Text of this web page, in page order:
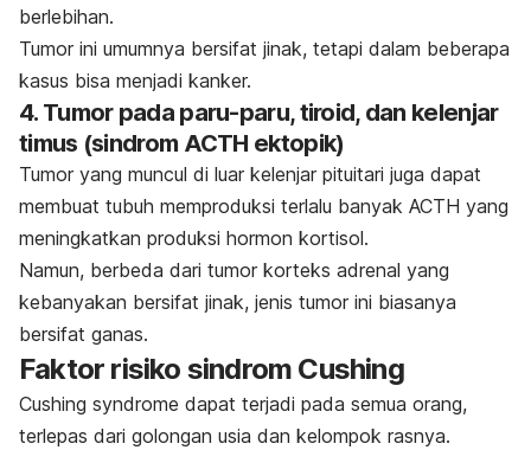
berlebihan.
Tumor ini umumnya bersifat jinak, tetapi dalam beberapa
kasus bisa menjadi kanker.
4. Tumor pada paru-paru, tiroid, dan kelenjar
timus (sindrom ACTH ektopik)
Tumor yang muncul di luar kelenjar pituitari juga dapat
membuat tubuh memproduksi terlalu banyak ACTH yang
meningkatkan produksi hormon kortisol.
Namun, berbeda dari tumor korteks adrenal yang
kebanyakan bersifat jinak, jenis tumor ini biasanya
bersifat ganas.
Faktor risiko sindrom Cushing
Cushing syndrome dapat terjadi pada semua orang,
terlepas dari golongan usia dan kelompok rasnya.